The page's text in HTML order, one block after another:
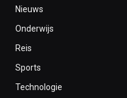
Nieuws
Onderwijs
Reis
Sports
Technologie